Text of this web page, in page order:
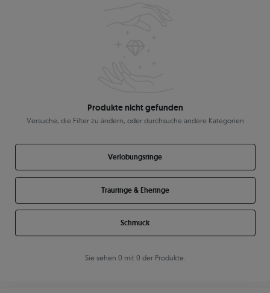
Produkte nicht gefunden
Versuche, die Filter zu ändern, oder durchsuche andere Kategorien
Verlobungsringe
Trauringe & Eheringe
Schmuck
Sie sehen 0 mit 0 der Produkte.